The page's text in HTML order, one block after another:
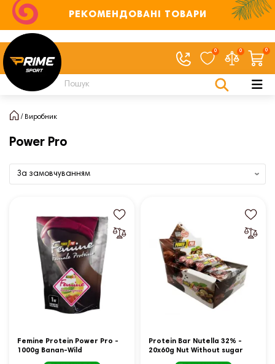
РЕКОМЕНДОВАНІ ТОВАРИ
0 0 0
Виробник
Power Pro
Femine Protein Power Pro -
1000g Banan-Wild
Protein Bar Nutella 32% -
20x60g Nut Without sugar